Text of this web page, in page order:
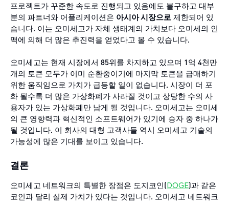
프로젝트가 꾸준한 속도로 진행되고 있음에도 불구하고 대부
분의 파트너와 어플리케이션은 아시아 시장으로 제한되어 있
습니다. 이는 오미세고가 자체 생태계의 가치보다 오미세의 인
맥에 의해 더 많은 추진력을 얻었다고 볼 수 있습니다.
오미세고는 현재 시장에서 85위를 차지하고 있으며 1억 4천만
개의 토큰 모두가 이미 순환중이기에 마지막 토큰을 급매하기
위한 움직임으로 가치가 급등할 일이 없습니다. 시장이 더 포
화 될수록 더 많은 가상화폐가 사라질 것이고 상당한 수의 사
용자가 있는 가상화폐만 남게 될 것입니다. 오미세고는 오미세
의 큰 영향력과 혁신적인 소프트웨어가 있기에 승자 중 하나가
될 것입니다. 이 회사의 대형 고객사들 역시 오미세고 기술의
가능성에 많은 기대를 보이고 있습니다.
결론
오미세고 네트워크의 특별한 장점은 도지코인(DOGE)과 같은
코인과 달리 실제 가치가 있다는 것입니다. 오미세고 네트워크